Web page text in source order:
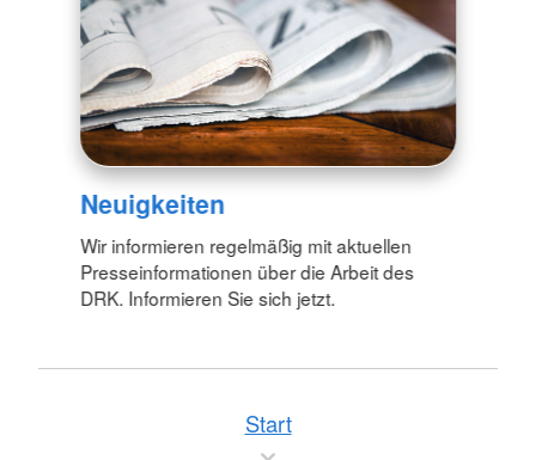
Neuigkeiten
Wir informieren regelmäßig mit aktuellen
Presseinformationen über die Arbeit des
DRK. Informieren Sie sich jetzt.
Start